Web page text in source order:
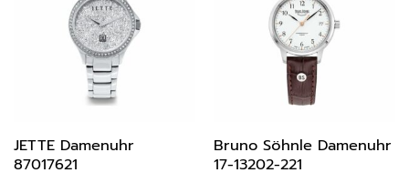
JETTE Damenuhr
87017621
Bruno Söhnle Damenuhr
17-13202-221